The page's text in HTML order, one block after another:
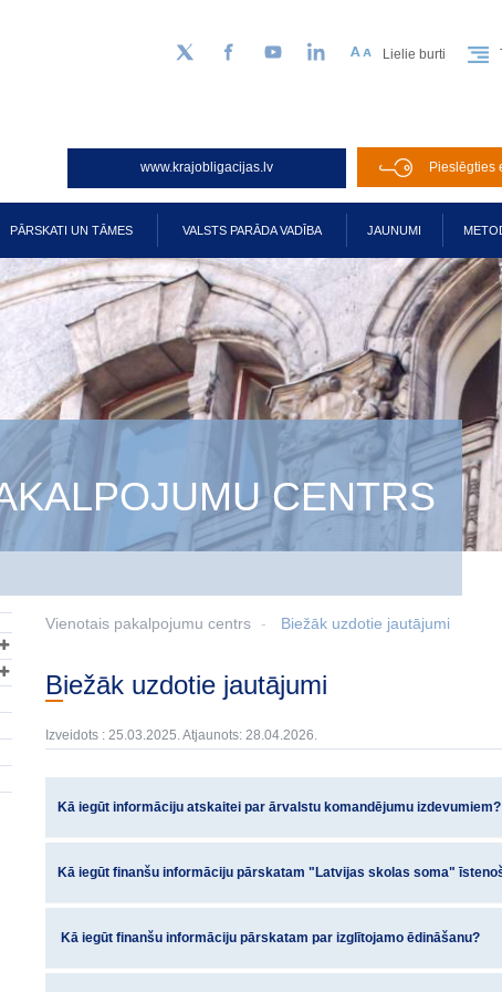
Sekojiet mums Twitter
FacebookYouTubeLinkedIn Lielie burti
www.krajobligacijas.lv Pieslēgties
PĀRSKATI UN TĀMES VALSTS PARĀDA VADĪBA JAUNUMI
CENTRS
Vienotais pakalpojumu centrs Biežāk uzdotie jautājumi
Biežāk uzdotie jautājumi
Izveidots : 25.03.2025. Atjaunots: 28.04.2026.
Kā iegūt informāciju atskaitei par ārvalstu komandējumu izdevumiem?
Kā iegūt finanšu informāciju pārskatam "Latvijas skolas soma"
Kā iegūt finanšu informāciju pārskatam par izglītojamo ēdināšanu?